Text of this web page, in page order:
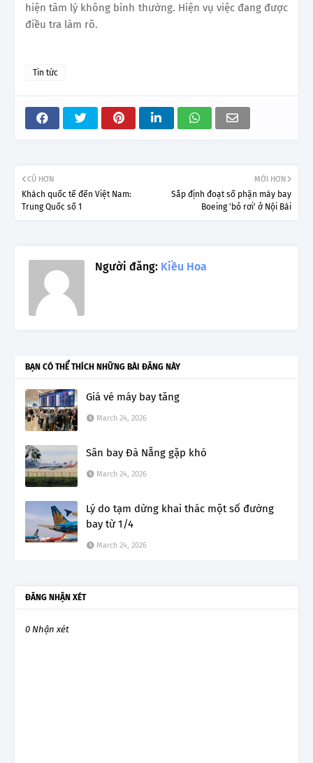
hiện tâm lý không bình thường. Hiện vụ việc đang được
điều tra làm rõ.
Tin tức
MỚI HƠN
Sắp định đoạt số phận máy bay
Boeing 'bỏ rơi' ở Nội Bài
CŨ HƠN
Khách quốc tế đến Việt Nam:
Trung Quốc số 1
Người đăng: Kiều Hoa
BẠN CÓ THỂ THÍCH NHỮNG BÀI ĐĂNG NÀY
Giá vé máy bay tăng
March 24, 2026
Sân bay Đà Nẵng gặp khó
March 24, 2026
Lý do tạm dừng khai thác một số đường
bay từ 1/4
March 24, 2026
ĐĂNG NHẬN XÉT
0 Nhận xét